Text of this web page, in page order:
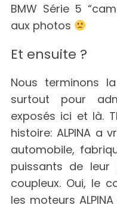
BMW Série 5
aux photos
Et ensuite ?
Nous terminons
surtout pour
exposés ici et là.
histoire: ALPINA a
automobile,
puissants de leur
coupleux. Oui, le
les moteurs